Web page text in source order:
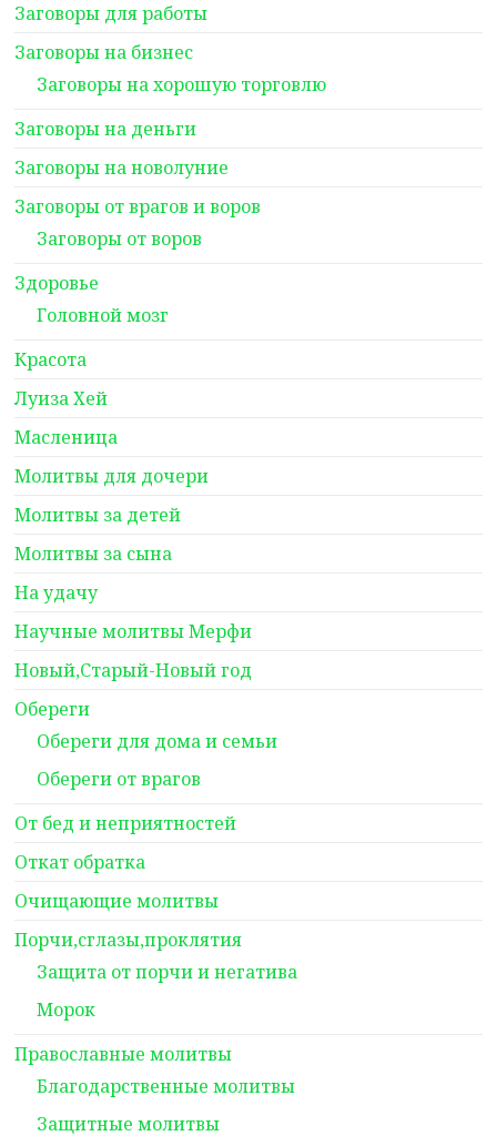
Заговоры для работы
Заговоры на бизнес
Заговоры на хорошую торговлю
Заговоры на деньги
Заговоры на новолуние
Заговоры от врагов и воров
Заговоры от воров
Здоровье
Головной мозг
Красота
Луиза Хей
Масленица
Молитвы для дочери
Молитвы за детей
Молитвы за сына
На удачу
Научные молитвы Мерфи
Новый,Старый-Новый год
Обереги
Обереги для дома и семьи
Обереги от врагов
От бед и неприятностей
Откат обратка
Очищающие молитвы
Порчи,сглазы,проклятия
Защита от порчи и негатива
Морок
Православные молитвы
Благодарственные молитвы
Защитные молитвы